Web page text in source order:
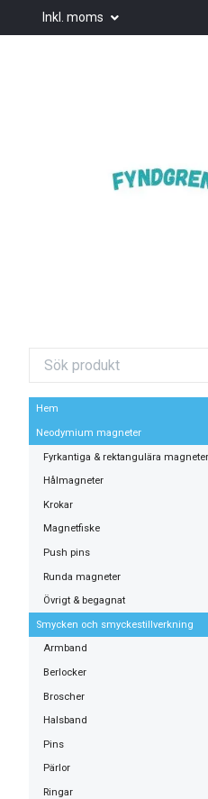
Inkl. moms
Hem
Neodymium magneter
Fyrkantiga & rektangulära magneter
Hålmagneter
Krokar
Magnetfiske
Push pins
Runda magneter
Övrigt & begagnat
Smycken och smyckestillverkning
Armband
Berlocker
Broscher
Halsband
Pins
Pärlor
Ringar